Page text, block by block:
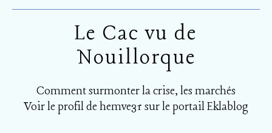
Le Cac vu de
Nouillorque
Comment surmonter la crise, les marchés
Voir le profil dehemve31 sur le portail Eklablog